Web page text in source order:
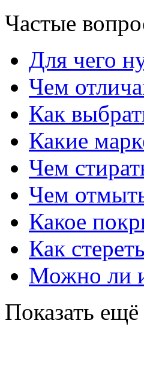
Частые
Для чего
Чем
Как
Какие
Чем
Чем
Какое
Как
Можно ли
Показать ещё